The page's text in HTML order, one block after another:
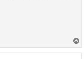
a